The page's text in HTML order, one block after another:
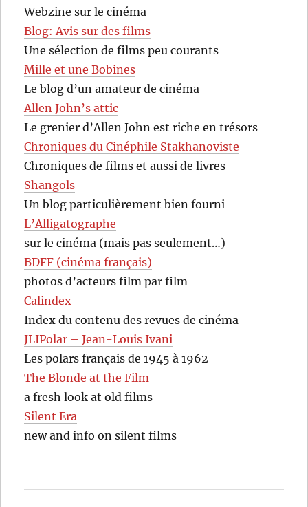
Webzine sur le cinéma
Blog: Avis sur des films
Une sélection de films peu courants
Mille et une Bobines
Le blog d’un amateur de cinéma
Allen John’s attic
Le grenier d’Allen John est riche en trésors
Chroniques du Cinéphile Stakhanoviste
Chroniques de films et aussi de livres
Shangols
Un blog particulièrement bien fourni
L’Alligatographe
sur le cinéma (mais pas seulement…)
BDFF (cinéma français)
photos d’acteurs film par film
Calindex
Index du contenu des revues de cinéma
JLIPolar – Jean-Louis Ivani
Les polars français de 1945 à 1962
The Blonde at the Film
a fresh look at old films
Silent Era
new and info on silent films